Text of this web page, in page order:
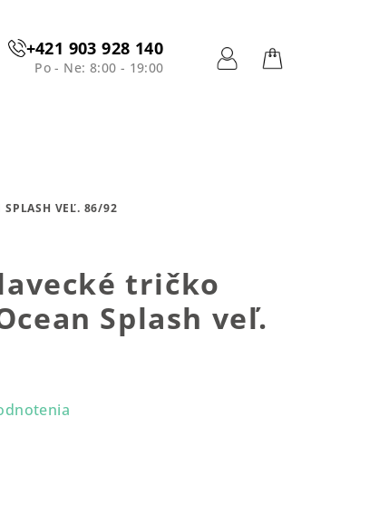
+421 903 928 140
Po - Ne: 8:00 - 19:00
SPLASH VEĽ. 86/92
tričko
Splash veľ.